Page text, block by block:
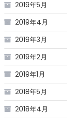
2019年5月
2019年4月
2019年3月
2019年2月
2019年1月
2018年5月
2018年4月